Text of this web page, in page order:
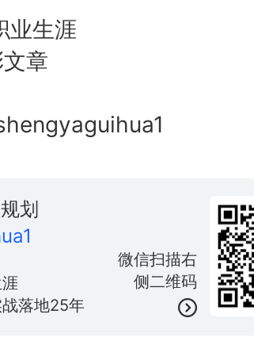
业生涯
章
微信扫描右
侧二维码
划
落地25年